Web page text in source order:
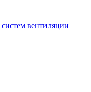
вентиляции